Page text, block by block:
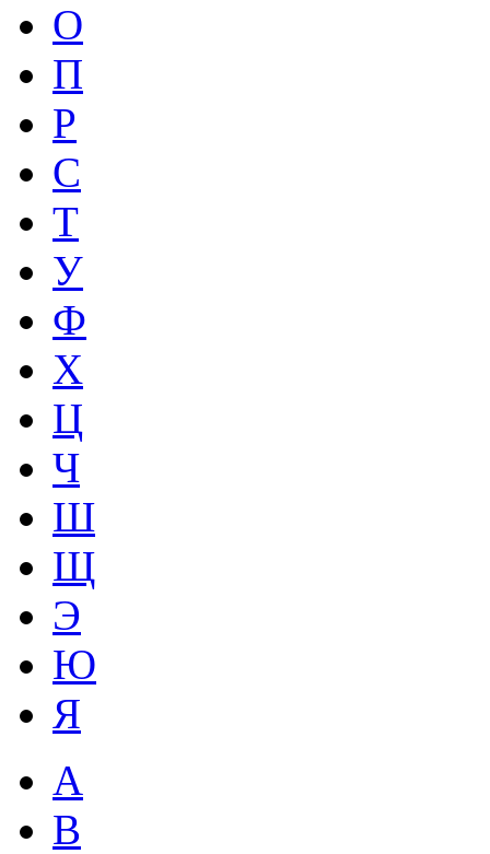
О
П
Р
С
Т
У
Ф
Х
Ц
Ч
Ш
Щ
Э
Ю
Я
A
B